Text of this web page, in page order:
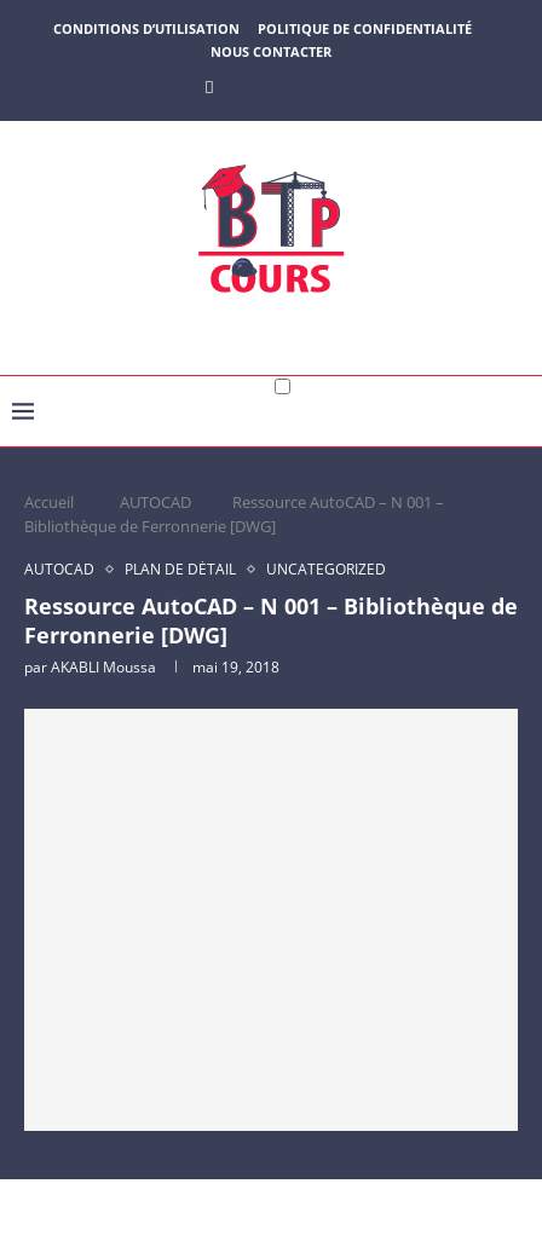
CONDITIONS D’UTILISATION
POLITIQUE DE CONFIDENTIALITÉ
NOUS CONTACTER
Accueil AUTOCAD
Ressource AutoCAD – N 001 –
Bibliothèque de Ferronnerie [DWG]
AUTOCAD PLAN DE DÉTAIL UNCATEGORIZED
Ressource AutoCAD – N 001 – Bibliothèque de
Ferronnerie [DWG]
parAKABLI Moussa mai 19, 2018